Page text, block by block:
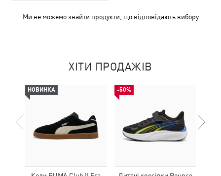
Ми не можемо знайти продукти, що відповідають вибору
ХІТИ ПРОДАЖІВ
НОВИНКА -50%